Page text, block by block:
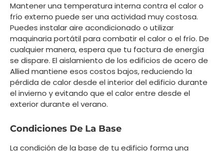
Mantener una temperatura interna contra el calor o
frío externo puede ser una actividad muy costosa.
Puedes instalar aire acondicionado o utilizar
maquinaria portátil para combatir el calor o el frío. De
cualquier manera, espera que tu factura de energía
se dispare. El aislamiento de los edificios de acero de
Allied mantiene esos costos bajos, reduciendo la
pérdida de calor desde el interior del edificio durante
el invierno y evitando que el calor entre desde el
exterior durante el verano.
Condiciones De La Base
La condición de la base de tu edificio forma una